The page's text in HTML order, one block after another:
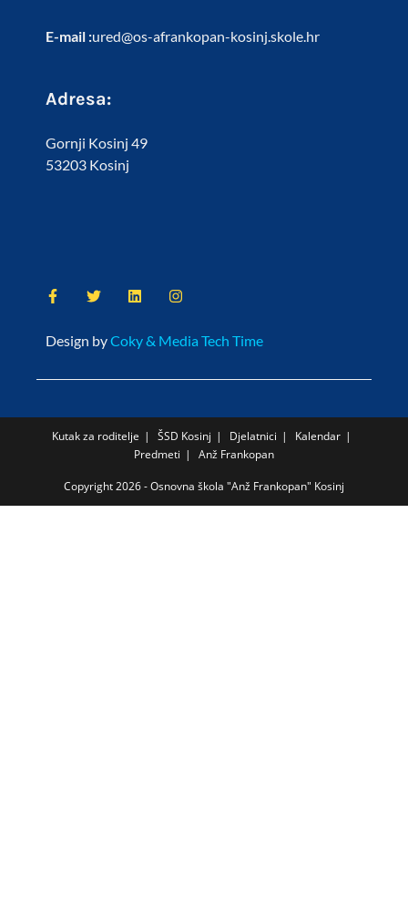
E-mail :ured@os-afrankopan-kosinj.skole.hr
Adresa:
Gornji Kosinj 49
53203 Kosinj
Design byCoky & Media Tech Time
Kutak za roditelje ŠSD Kosinj Djelatnici
Kalendar
Predmeti
Anž Frankopan
Copyright 2026 - Osnovna škola "Anž Frankopan" Kosinj